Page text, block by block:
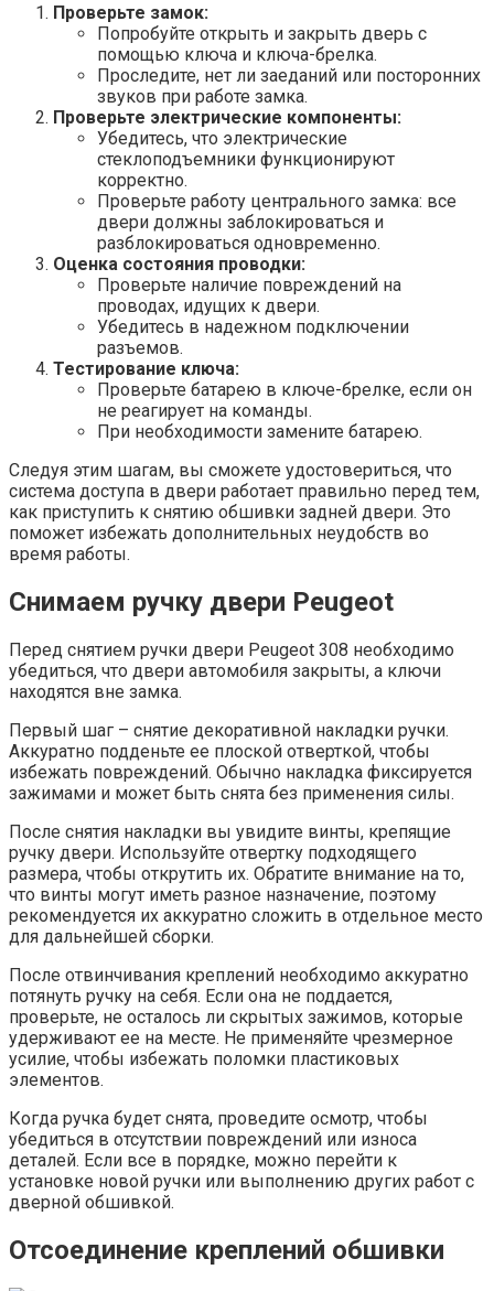
Проверьте замок:
Попробуйте открыть и закрыть дверь с
помощью ключа и ключа-брелка.
Проследите, нет ли заеданий или посторонних
звуков при работе замка.
Проверьте электрические компоненты:
Убедитесь, что электрические
стеклоподъемники функционируют
корректно.
Проверьте работу центрального замка: все
двери должны заблокироваться и
разблокироваться одновременно.
Оценка состояния проводки:
Проверьте наличие повреждений на
проводах, идущих к двери.
Убедитесь в надежном подключении
разъемов.
Тестирование ключа:
Проверьте батарею в ключе-брелке, если он
не реагирует на команды.
При необходимости замените батарею.
Следуя этим шагам, вы сможете удостовериться, что
система доступа в двери работает правильно перед тем,
как приступить к снятию обшивки задней двери. Это
поможет избежать дополнительных неудобств во
время работы.
Снимаем ручку двери Peugeot
Перед снятием ручки двери Peugeot 308 необходимо
убедиться, что двери автомобиля закрыты, а ключи
находятся вне замка.
Первый шаг – снятие декоративной накладки ручки.
Аккуратно подденьте ее плоской отверткой, чтобы
избежать повреждений. Обычно накладка фиксируется
зажимами и может быть снята без применения силы.
После снятия накладки вы увидите винты, крепящие
ручку двери. Используйте отвертку подходящего
размера, чтобы открутить их. Обратите внимание на то,
что винты могут иметь разное назначение, поэтому
рекомендуется их аккуратно сложить в отдельное место
для дальнейшей сборки.
После отвинчивания креплений необходимо аккуратно
потянуть ручку на себя. Если она не поддается,
проверьте, не осталось ли скрытых зажимов, которые
удерживают ее на месте. Не применяйте чрезмерное
усилие, чтобы избежать поломки пластиковых
элементов.
Когда ручка будет снята, проведите осмотр, чтобы
убедиться в отсутствии повреждений или износа
деталей. Если все в порядке, можно перейти к
установке новой ручки или выполнению других работ с
дверной обшивкой.
Отсоединение креплений обшивки